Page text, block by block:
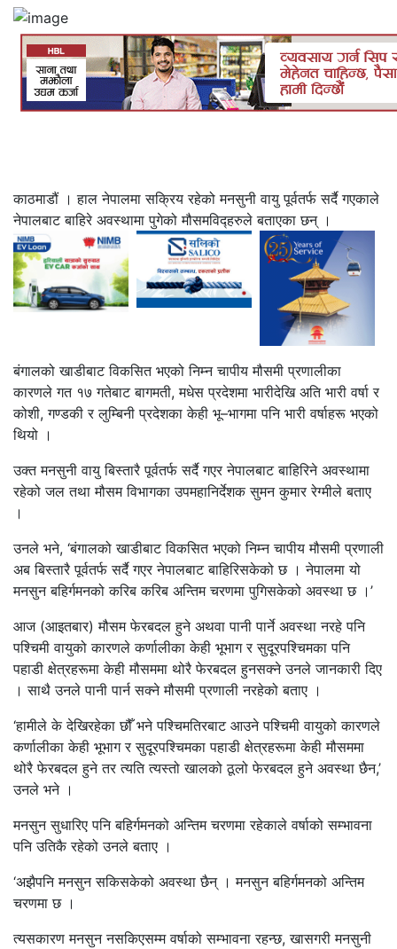
काठमाडौं । हाल नेपालमा सक्रिय रहेको मनसुनी वायु पूर्वतर्फ सर्दै गएकाले
नेपालबाट बाहिरे अवस्थामा पुगेको मौसमविद्हरुले बताएका छन् ।
बंगालको खाडीबाट विकसित भएको निम्न चापीय मौसमी प्रणालीका
कारणले गत १७ गतेबाट बागमती, मधेस प्रदेशमा भारीदेखि अति भारी वर्षा र
कोशी, गण्डकी र लुम्बिनी प्रदेशका केही भू–भागमा पनि भारी वर्षाहरू भएको
थियो ।
उक्त मनसुनी वायु बिस्तारै पूर्वतर्फ सर्दै गएर नेपालबाट बाहिरिने अवस्थामा
रहेको जल तथा मौसम विभागका उपमहानिर्देशक सुमन कुमार रेग्मीले बताए
।
उनले भने, ‘बंगालको खाडीबाट विकसित भएको निम्न चापीय मौसमी प्रणाली
अब बिस्तारै पूर्वतर्फ सर्दै गएर नेपालबाट बाहिरिसकेको छ । नेपालमा यो
मनसुन बहिर्गमनको करिब करिब अन्तिम चरणमा पुगिसकेको अवस्था छ ।’
आज (आइतबार) मौसम फेरबदल हुने अथवा पानी पार्ने अवस्था नरहे पनि
पश्चिमी वायुको कारणले कर्णालीका केही भूभाग र सुदूरपश्चिमका पनि
पहाडी क्षेत्रहरूमा केही मौसममा थोरै फेरबदल हुनसक्ने उनले जानकारी दिए
। साथै उनले पानी पार्न सक्ने मौसमी प्रणाली नरहेको बताए ।
‘हामीले के देखिरहेका छौँ भने पश्चिमतिरबाट आउने पश्चिमी वायुको कारणले
कर्णालीका केही भूभाग र सुदूरपश्चिमका पहाडी क्षेत्रहरूमा केही मौसममा
थोरै फेरबदल हुने तर त्यति त्यस्तो खालको ठूलो फेरबदल हुने अवस्था छैन,’
उनले भने ।
मनसुन सुधारिए पनि बहिर्गमनको अन्तिम चरणमा रहेकाले वर्षाको सम्भावना
पनि उतिकै रहेको उनले बताए ।
‘अझैपनि मनसुन सकिसकेको अवस्था छैन् । मनसुन बहिर्गमनको अन्तिम
चरणमा छ ।
त्यसकारण मनसुन नसकिएसम्म वर्षाको सम्भावना रहन्छ, खासगरी मनसुनी